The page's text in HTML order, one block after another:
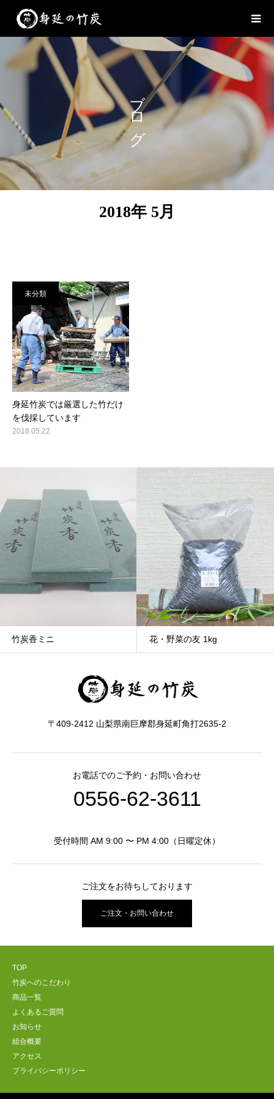
ブログ
2018年 5月
未分類
身延竹炭では厳選した竹だけ
を伐採しています
2018.05.22
竹炭香ミニ 花・野菜の友 1kg
〒409-2412 山梨県南巨摩郡身延町角打2635-2
お電話でのご予約・お問い合わせ
0556-62-3611
受付時間 AM 9:00 〜 PM 4:00（日曜定休）
ご注文をお待ちしております
ご注文・お問い合わせ
TOP
竹炭へのこだわり
商品一覧
よくあるご質問
お知らせ
組合概要
アクセス
プライバシーポリシー